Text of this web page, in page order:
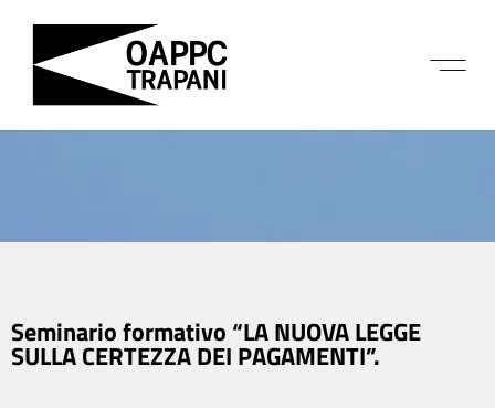
Seminario formativo “LA NUOVA LEGGE
SULLA CERTEZZA DEI PAGAMENTI”.